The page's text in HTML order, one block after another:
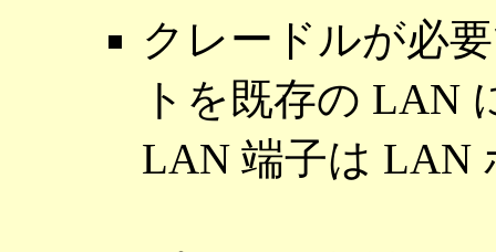
クレードルが必
トを既存の LAN
LAN 端子は LAN